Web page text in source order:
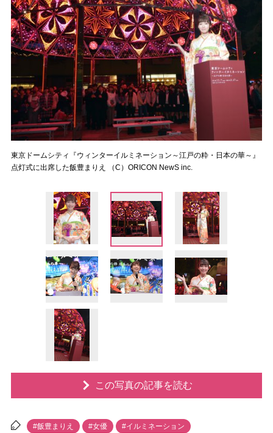
東京ドームシティ『ウィンターイルミネーション～江戸の粋・日本の華～』
点灯式に出席した飯豊まりえ （C）ORICON NewS inc.
この写真の記事を読む
#飯豊まりえ #女優 #イルミネーション